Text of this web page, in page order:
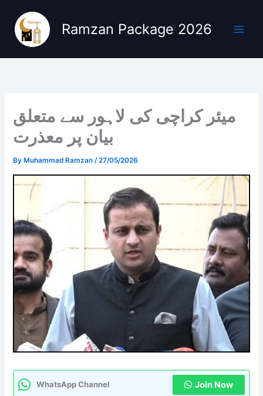
content
Ramzan Package 2026
میئر کراچی کی لاہور سے متعلق
بیان پر معذرت
By Muhammad Ramzan/27/05/2026
WhatsApp Channel Join Now